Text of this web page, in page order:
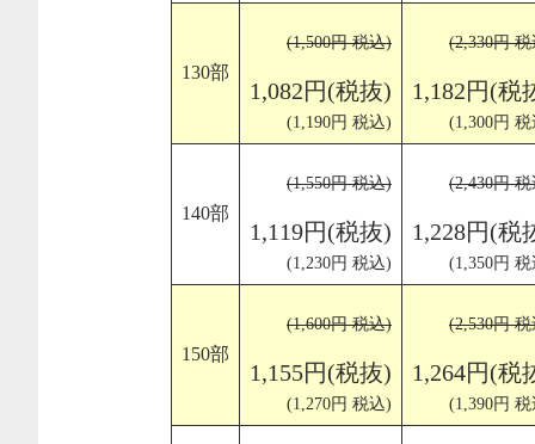
130部
(1,500円 税込)
1,082円(税抜)
(1,190円 税込)
(2,330円
1,182円(税
(1,300円
140部
(1,550円 税込)
1,119円(税抜)
(1,230円 税込)
(2,430円
1,228円(税
(1,350円
150部
(1,600円 税込)
1,155円(税抜)
(1,270円 税込)
(2,530円
1,264円(税
(1,390円